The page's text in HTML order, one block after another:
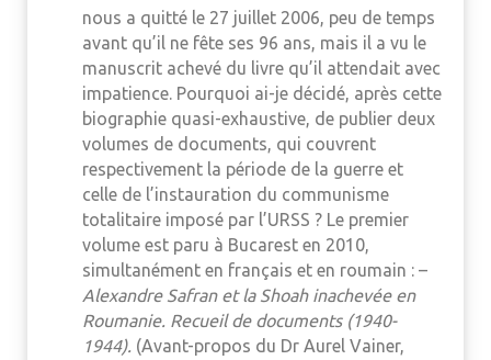
nous a quitté le 27 juillet 2006, peu de temps
avant qu’il ne fête ses 96 ans, mais il a vu le
manuscrit achevé du livre qu’il attendait avec
impatience. Pourquoi ai-je décidé, après cette
biographie quasi-exhaustive, de publier deux
volumes de documents, qui couvrent
respectivement la période de la guerre et
celle de l’instauration du communisme
totalitaire imposé par l’URSS ? Le premier
volume est paru à Bucarest en 2010,
simultanément en français et en roumain : –
Alexandre Safran et la Shoah inachevée en
Roumanie. Recueil de documents (1940-
1944). (Avant-propos du Dr Aurel Vainer,